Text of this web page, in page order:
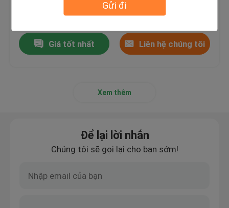
Gửi đi
Tấm nhôm hoa văn
Giá bán：30%prepaid(Negotiate a
price)
Giá tốt nhất Liên hệ chúng tôi
Xem thêm
Để lại lời nhắn
Chúng tôi sẽ gọi lại cho bạn sớm!